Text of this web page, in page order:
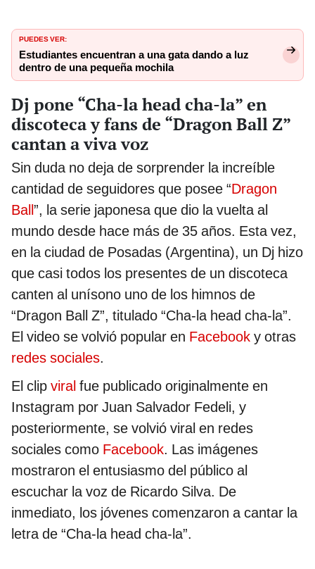
PUEDES VER:
Estudiantes encuentran a una gata dando a luz
dentro de una pequeña mochila
Dj pone “Cha-la head cha-la” en
discoteca y fans de “Dragon Ball Z”
cantan a viva voz
Sin duda no deja de sorprender la increíble
cantidad de seguidores que posee “Dragon
Ball ”, la serie japonesa que dio la vuelta al
mundo desde hace más de 35 años. Esta vez,
en la ciudad de Posadas (Argentina), un Dj hizo
que casi todos los presentes de un discoteca
canten al unísono uno de los himnos de
“Dragon Ball Z”, titulado “Cha-la head cha-la”.
El video se volvió popular en Facebook y otras
redes sociales.
El clip viral fue publicado originalmente en
Instagram por Juan Salvador Fedeli, y
posteriormente, se volvió viral en redes
sociales como Facebook. Las imágenes
mostraron el entusiasmo del público al
escuchar la voz de Ricardo Silva. De
inmediato, los jóvenes comenzaron a cantar la
letra de “Cha-la head cha-la”.